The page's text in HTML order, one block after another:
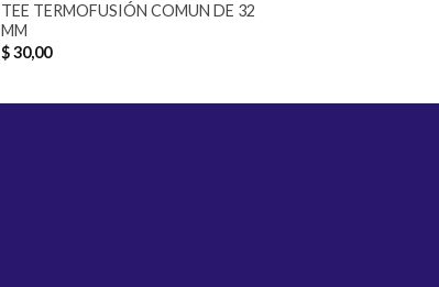
TEE TERMOFUSIÓN COMUN DE 32
MM
$30,00